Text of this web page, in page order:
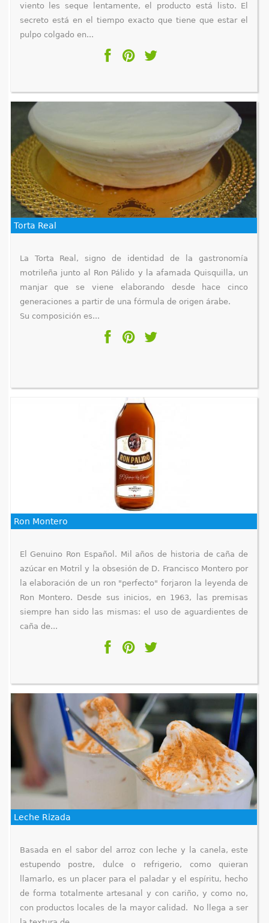
viento les seque lentamente, el producto está listo. El
secreto está en el tiempo exacto que tiene que estar el
pulpo colgado en...
Torta Real
La Torta Real, signo de identidad de la gastronomía
motrileña junto al Ron Pálido y la afamada Quisquilla, un
manjar que se viene elaborando desde hace cinco
generaciones a partir de una fórmula de origen árabe.
Su composición es...
Ron Montero
El Genuino Ron Español. Mil años de historia de caña de
azúcar en Motril y la obsesión de D. Francisco Montero por
la elaboración de un ron "perfecto" forjaron la leyenda de
Ron Montero. Desde sus inicios, en 1963, las premisas
siempre han sido las mismas: el uso de aguardientes de
caña de...
Leche Rizada
Basada en el sabor del arroz con leche y la canela, este
estupendo postre, dulce o refrigerio, como quieran
llamarlo, es un placer para el paladar y el espíritu, hecho
de forma totalmente artesanal y con cariño, y como no,
con productos locales de la mayor calidad. No llega a ser